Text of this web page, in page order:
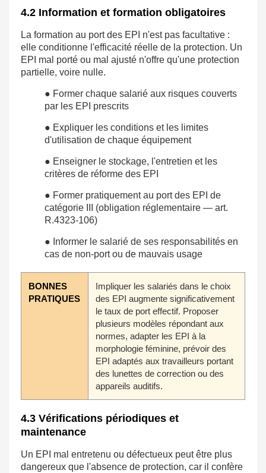
4.2 Information et formation obligatoires
La formation au port des EPI n'est pas facultative :
elle conditionne l'efficacité réelle de la protection. Un
EPI mal porté ou mal ajusté n'offre qu'une protection
partielle, voire nulle.
● Former chaque salarié aux risques couverts
par les EPI prescrits
● Expliquer les conditions et les limites
d'utilisation de chaque équipement
● Enseigner le stockage, l'entretien et les
critères de réforme des EPI
● Former pratiquement au port des EPI de
catégorie III (obligation réglementaire — art.
R.4323-106)
● Informer le salarié de ses responsabilités en
cas de non-port ou de mauvais usage
BONNES
PRATIQUES
Impliquer les salariés dans le choix
des EPI augmente significativement
le taux de port effectif. Proposer
plusieurs modèles répondant aux
normes, adapter les EPI à la
morphologie féminine, prévoir des
EPI adaptés aux travailleurs portant
des lunettes de correction ou des
appareils auditifs.
4.3 Vérifications périodiques et
maintenance
Un EPI mal entretenu ou défectueux peut être plus
dangereux que l'absence de protection, car il confère